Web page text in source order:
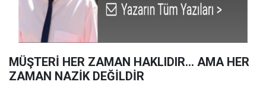
MÜŞTERİ HER ZAMAN HAKLIDIR… AMA HER
ZAMAN NAZİK DEĞİLDİR